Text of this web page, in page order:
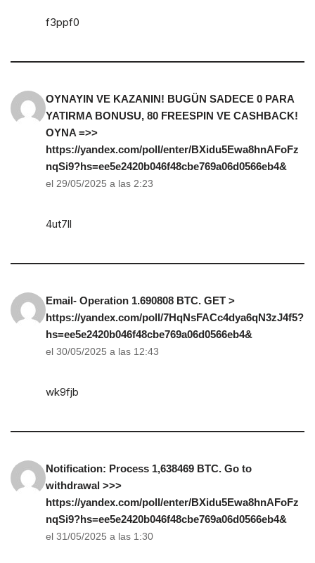
f3ppf0
OYNAYIN VE KAZANIN! BUGÜN SADECE 0 PARA
YATIRMA BONUSU, 80 FREESPIN VE CASHBACK!
OYNA =>>
https://yandex.com/poll/enter/BXidu5Ewa8hnAFoFz
nqSi9?hs=ee5e2420b046f48cbe769a06d0566eb4&
el 29/05/2025 a las 2:23
4ut7ll
Email- Operation 1.690808 BTC. GET >
https://yandex.com/poll/7HqNsFACc4dya6qN3zJ4f5?
hs=ee5e2420b046f48cbe769a06d0566eb4&
el 30/05/2025 a las 12:43
wk9fjb
Notification: Process 1,638469 BTC. Go to
withdrawal >>>
https://yandex.com/poll/enter/BXidu5Ewa8hnAFoFz
nqSi9?hs=ee5e2420b046f48cbe769a06d0566eb4&
el 31/05/2025 a las 1:30